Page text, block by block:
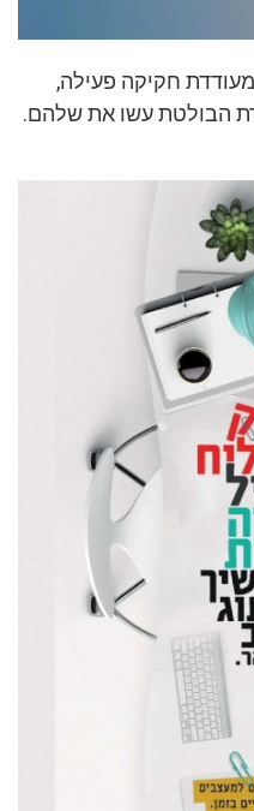
חקיקה פעילה,
הבולטת עשו את שלהם.